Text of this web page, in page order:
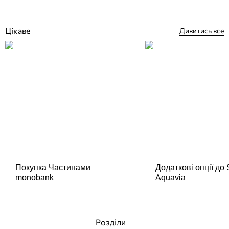
Цікаве Дивитись все
Покупка Частинами
monobank
Додаткові опції
Aquavia
Розділи